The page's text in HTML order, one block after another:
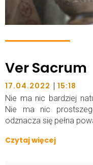
Ver Sacrum
17.04.2022 | 15:18
Nie ma nic bardziej
Nie ma nic
odznacza się pełna
Czytaj więcej